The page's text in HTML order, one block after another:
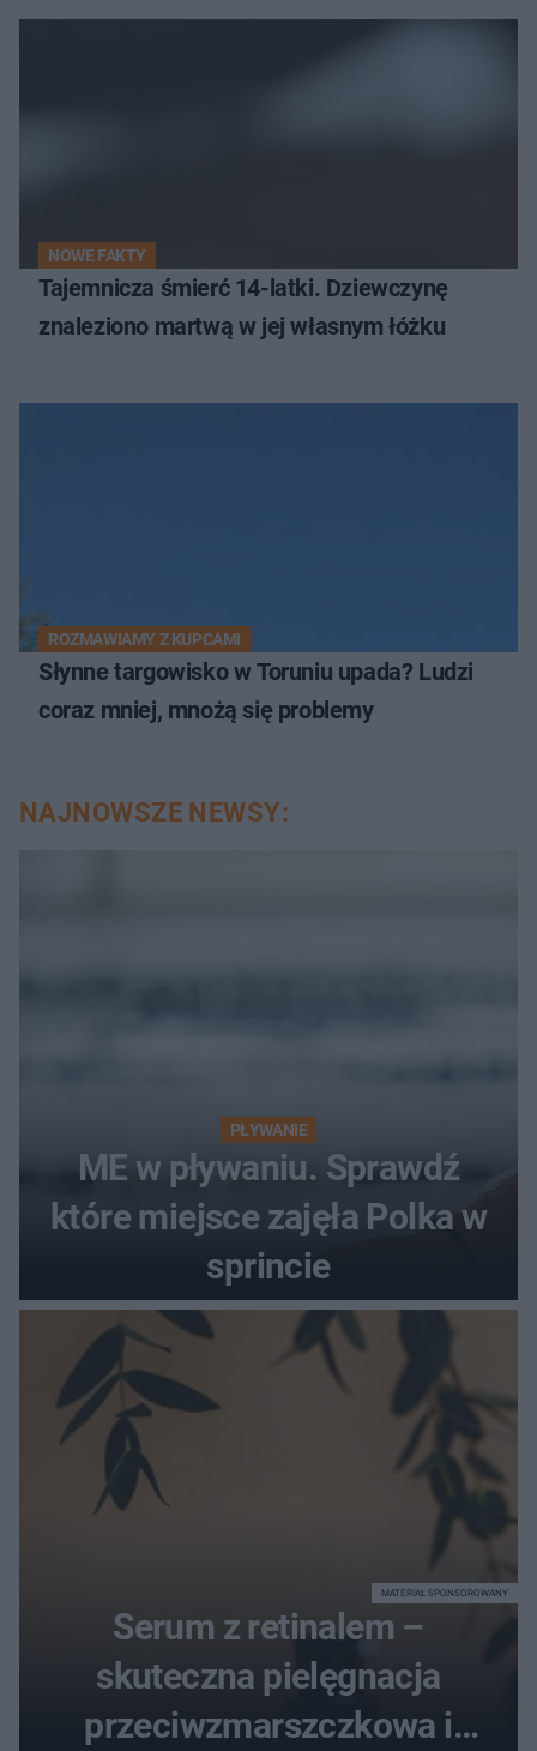
NOWE FAKTY
Tajemnicza śmierć 14-latki. Dziewczynę
znaleziono martwą w jej własnym łóżku
ROZMAWIAMY Z KUPCAMI
Słynne targowisko w Toruniu upada? Ludzi
coraz mniej, mnożą się problemy
NAJNOWSZE NEWSY:
PŁYWANIE
ME w pływaniu. Sprawdź
które miejsce zajęła Polka w
sprincie
Serum z retinalem –
skuteczna pielęgnacja
przeciwzmarszczkowa i
MATERIAŁ SPONSOROWANY